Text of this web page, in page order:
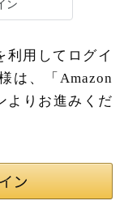
利用してログイ
は、「Amazon
よりお進みくだ